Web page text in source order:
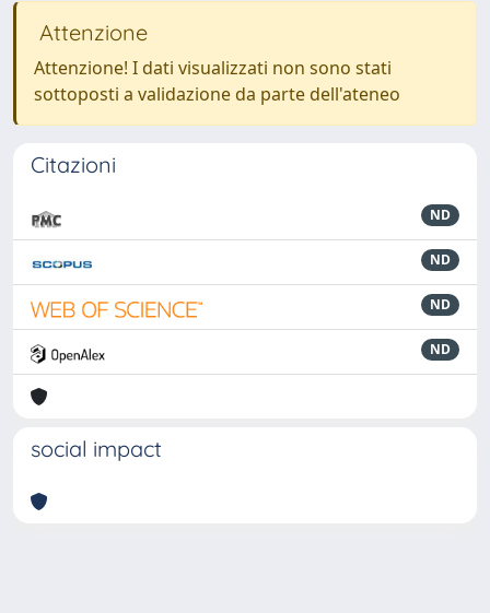
Attenzione
Attenzione! I dati visualizzati non sono stati
sottoposti a validazione da parte dell'ateneo
Citazioni
ND
ND
ND
ND
social impact